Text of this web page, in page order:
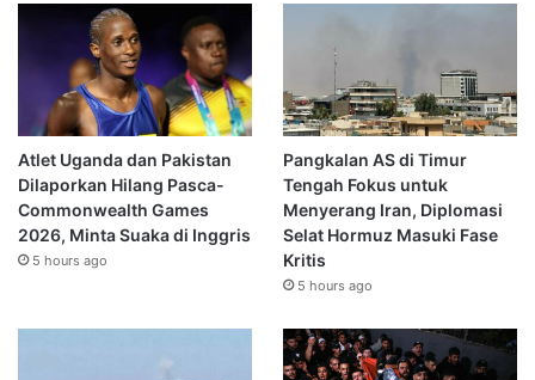
Atlet Uganda dan Pakistan
Dilaporkan Hilang Pasca-
Commonwealth Games
2026, Minta Suaka di Inggris
5 hours ago
Pangkalan AS di Timur
Tengah Fokus untuk
Menyerang Iran, Diplomasi
Selat Hormuz Masuki Fase
Kritis
5 hours ago